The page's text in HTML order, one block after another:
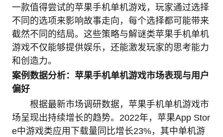
一款值得尝试的苹果手机单机游戏，玩家通过选择
不同的选项来影响故事走向，每个选择都可能带来
截然不同的结局。这些策略与解谜类苹果手机单机
游戏不仅能够提供娱乐，还能激发玩家的思考能力
和创造力。
案例数据分析：苹果手机单机游戏市场表现与用户
偏好
根据最新市场调研数据，苹果手机单机游戏市
场呈现出持续增长的趋势。2022年，苹果App Stor
e中游戏类应用下载量同比增长23%，其中单机游